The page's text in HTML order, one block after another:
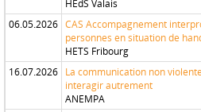
HEdS Valais
06.05.2026 CAS Accompagnement
personnes en situation de
HETS Fribourg
16.07.2026 La communication non
interagir autrement
ANEMPA